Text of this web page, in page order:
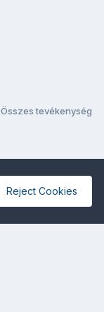
Összes tevékenység
Reject Cookies